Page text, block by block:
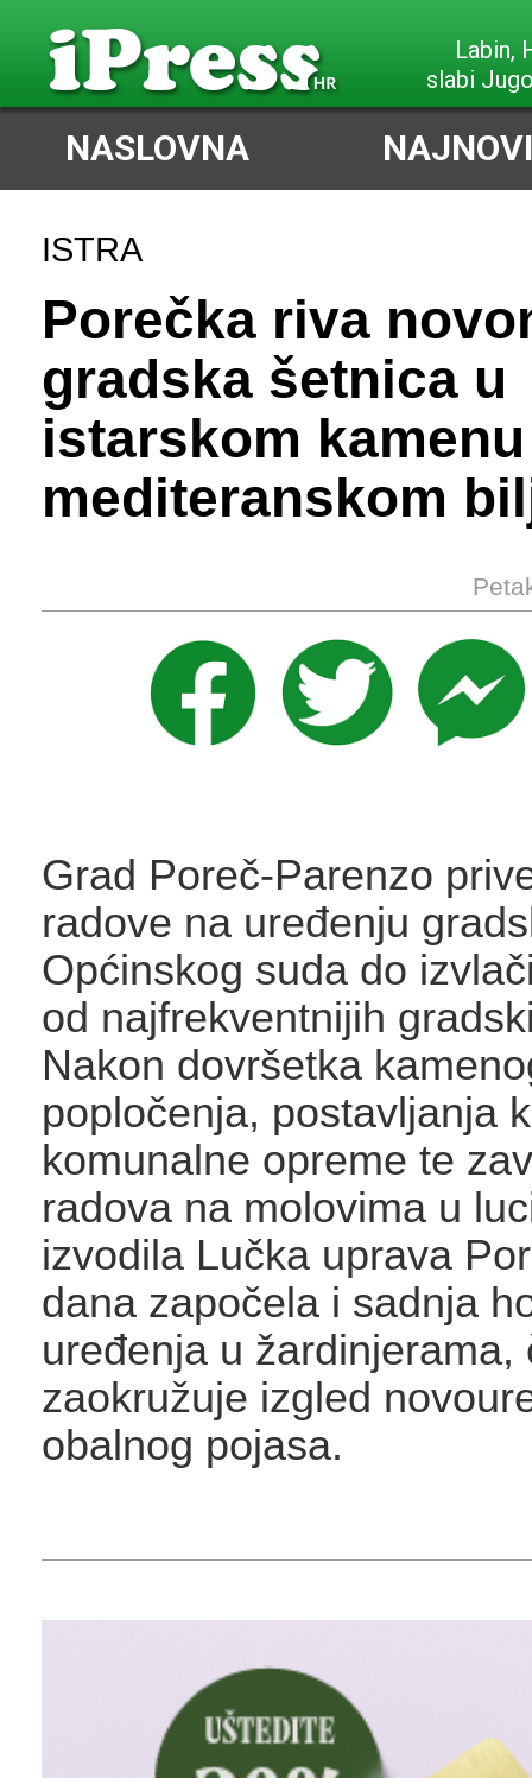
Labin,
slabi
NASLOVNA
ISTRA
Porečka riva
gradska šetnica u
istarskom
mediteranskom
Grad Poreč-Parenzo
radove na uređenju
Općinskog suda do
od najfrekventnijih
Nakon dovršetka
popločenja, postavljanja
komunalne opreme te
radova na molovima u
izvodila Lučka uprava
dana započela i sadnja
uređenja u žardinjerama,
zaokružuje izgled
obalnog pojasa.